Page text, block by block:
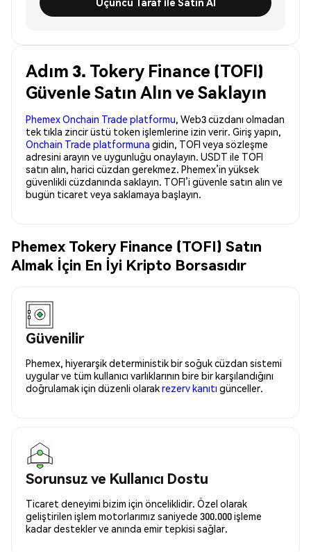
Adım 3. Tokery Finance (TOFI)
Güvenle Satın Alın ve Saklayın
Phemex Onchain Trade platformu, Web3 cüzdanı olmadan
tek tıkla zincir üstü token işlemlerine izin verir. Giriş yapın,
Onchain Trade platformuna gidin, TOFI veya sözleşme
adresini arayın ve uygunluğu onaylayın. USDT ile TOFI
satın alın, harici cüzdan gerekmez. Phemex’in yüksek
güvenlikli cüzdanında saklayın. TOFI’i güvenle satın alın ve
bugün ticaret veya saklamaya başlayın.
Phemex Tokery Finance (TOFI) Satın
Almak İçin En İyi Kripto Borsasıdır
Güvenilir
Phemex, hiyerarşik deterministik bir soğuk cüzdan sistemi
uygular ve tüm kullanıcı varlıklarının bire bir karşılandığını
doğrulamak için düzenli olarakrezerv kanıtı günceller.
Sorunsuz ve Kullanıcı Dostu
Ticaret deneyimi bizim için önceliklidir. Özel olarak
geliştirilen işlem motorlarımız saniyede 300.000 işleme
kadar destekler ve anında emir tepkisi sağlar.